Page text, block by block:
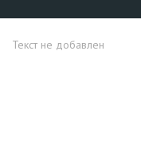
Текст не добавлен